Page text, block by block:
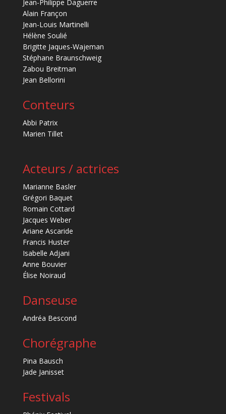
Jean-Philippe Daguerre
Alain Françon
Jean-Louis Martinelli
Hélène Soulié
Brigitte Jaques-Wajeman
Stéphane Braunschweig
Zabou Breitman
Jean Bellorini
Conteurs
Abbi Patrix
Marien Tillet
Acteurs / actrices
Marianne Basler
Grégori Baquet
Romain Cottard
Jacques Weber
Ariane Ascaride
Francis Huster
Isabelle Adjani
Anne Bouvier
Élise Noiraud
Danseuse
Andréa Bescond
Chorégraphe
Pina Bausch
Jade Janisset
Festivals